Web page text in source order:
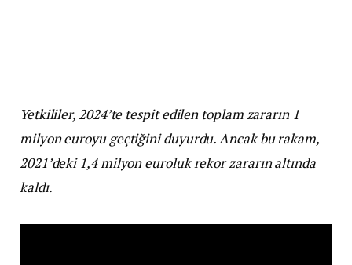
Yetkililer, 2024’te tespit edilen toplam zararın 1
milyon euroyu geçtiğini duyurdu. Ancak bu rakam,
2021’deki 1,4 milyon euroluk rekor zararın altında
kaldı.